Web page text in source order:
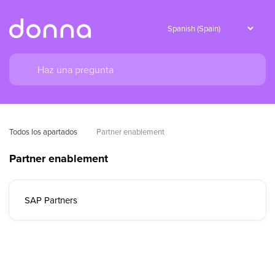
Todos los apartados Partner enablement
Partner enablement
SAP Partners